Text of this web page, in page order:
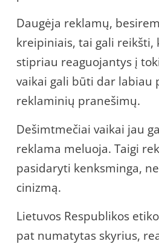
Daugėja reklamų,
kreipiniais, tai gali reikšti,
stipriau reaguojantys į
vaikai gali būti dar labiau
reklaminių pranešimų.
Dešimtmečiai vaikai jau
reklama meluoja. Taigi
pasidaryti kenksminga,
cinizmą.
Lietuvos Respublikos
pat numatytas skyrius,